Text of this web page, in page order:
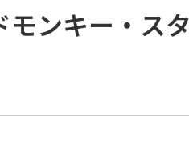
モンキー・ス